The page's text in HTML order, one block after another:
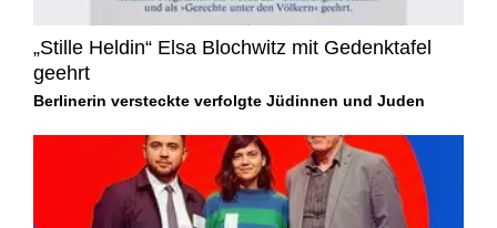
„Stille Heldin“ Elsa Blochwitz mit Gedenktafel
geehrt
Berlinerin versteckte verfolgte Jüdinnen und Juden